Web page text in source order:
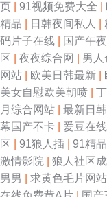
页
91视频免费大全
精品
日韩夜间私人
码片子在线
国产午
区
夜夜综合网 男人
网站
欧美日韩最新
美女自慰欧美朝喷
月综合网站
最新日
幕国产不卡
爱豆在
区
91狼人插 91精
激情影院
狼人社区成
男男
求黄色毛片网站